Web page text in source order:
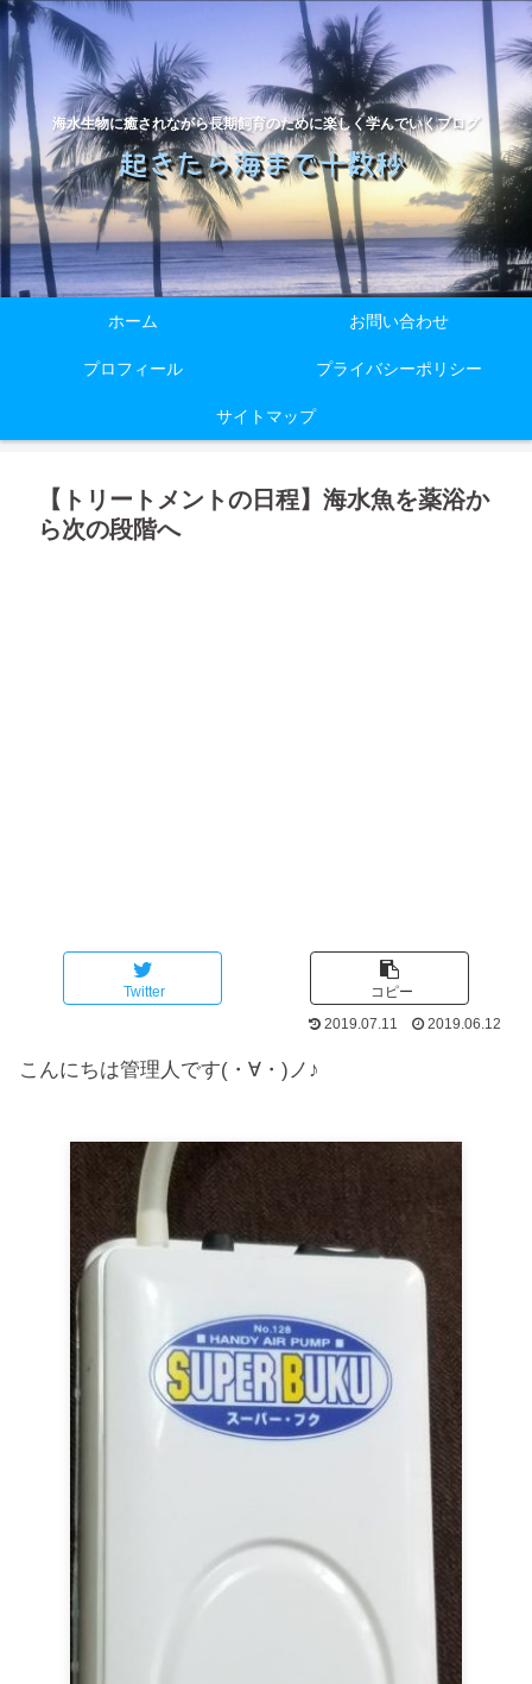
海水生物に癒されながら長期飼育のために楽しく学んでいくブログ
ホーム お問い合わせ
プロフィール プライバシーポリシー
サイトマップ
【トリートメントの日程】海水魚を薬浴か
ら次の段階へ
Twitter
コピー
2019.07.11
2019.06.12
こんにちは管理人です(・∀・)ノ♪